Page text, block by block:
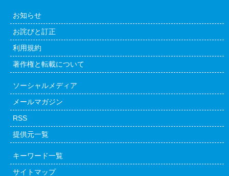
お知らせ
お詫びと訂正
利用規約
著作権と転載について
ソーシャルメディア
メールマガジン
RSS
提供元一覧
キーワード一覧
サイトマップ